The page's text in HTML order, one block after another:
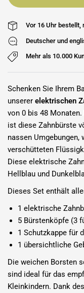
Vor 16 Uhr bestellt,
Deutscher und
Mehr als 10.000
Schenken Sie Ihrem
unsererelektrischen
von 0 bis 48
ist diese Zahnbürste
nassen Umgebungen,
verschütteten
Diese elektrische
Hellblau und
Dieses Set enthält
1 elektrische
5 Bürstenköpfe (3
1 Schutzkappe für
1 übersichtliche
Die weichen Borsten
sind ideal für das
Kleinkindern. Dank